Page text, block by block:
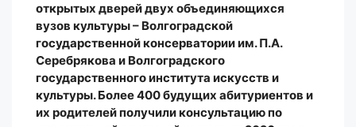
открытых дверей двух объединяющихся
вузов культуры – Волгоградской
государственной консерватории им. П.А.
Серебрякова и Волгоградского
государственного института искусств и
культуры. Более 400 будущих абитуриентов и
их родителей получили консультацию по